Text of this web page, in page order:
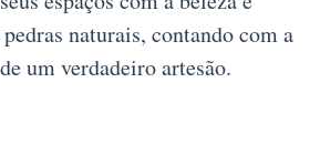
naturais, contando com a
um verdadeiro artesão.